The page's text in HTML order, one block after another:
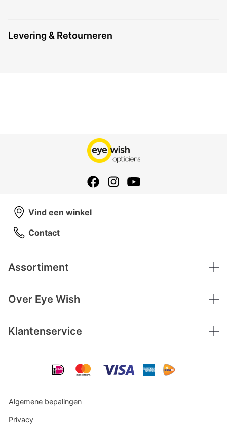
Levering & Retourneren
Assortiment
Over Eye Wish
Klantenservice
Vind een winkel
Contact
Algemene bepalingen
Privacy